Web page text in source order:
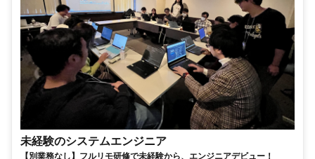
未経験のシステムエンジニア
【別業務なし】フルリモ研修で未経験から、エンジニアデビュー！